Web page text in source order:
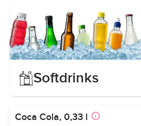
Softdrinks
Coca Cola, 0,33 l